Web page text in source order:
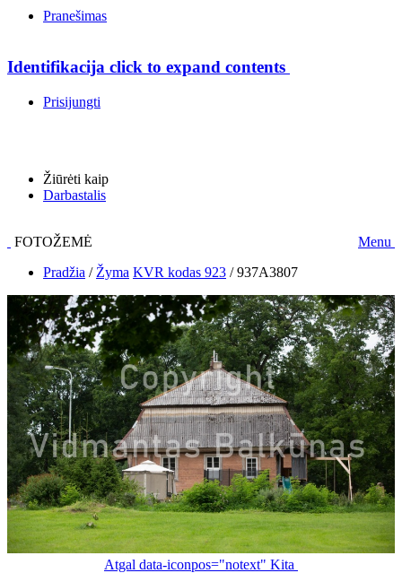
Pranešimas
Identifikacija click to expand contents
Prisijungti
Žiūrėti kaip
Darbastalis
FOTOŽEMĖ
Menu
Pradžia / Žyma KVR kodas 923 /937A3807
Atgal data-iconpos="notext" Kita